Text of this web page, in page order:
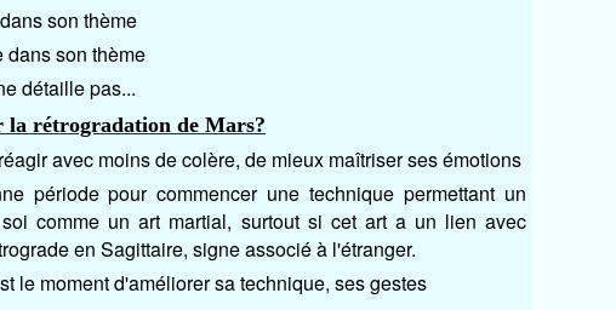
son thème
dans son thème
détaille pas...
la rétrogradation de Mars?
avec moins de colère, de mieux maîtriser ses émotions
période pour commencer une technique permettant un
comme un art martial, surtout si cet art a un lien avec
en Sagittaire, signe associé à l'étranger.
le moment d'améliorer sa technique, ses gestes